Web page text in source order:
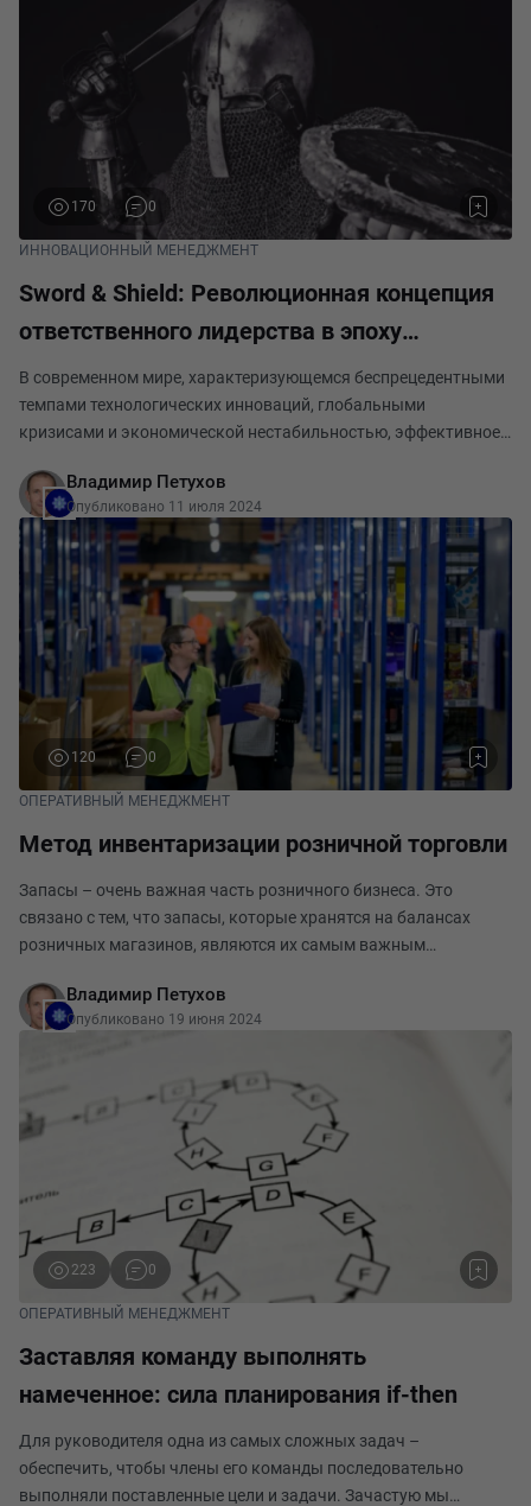
170 0
ИННОВАЦИОННЫЙ МЕНЕДЖМЕНТ
Sword & Shield: Революционная концепция
ответственного лидерства в эпоху
глобальных вызовов
В современном мире, характеризующемся беспрецедентными
темпами технологических инноваций, глобальными
кризисами и экономической нестабильностью, эффективное
необходимым условием для выживания и процветани
Владимир Петухов
Опубликовано 11 июля 2024
120 0
ОПЕРАТИВНЫЙ МЕНЕДЖМЕНТ
Метод инвентаризации розничной торговли
Запасы – очень важная часть розничного бизнеса. Это
связано с тем, что запасы, которые хранятся на балансах
розничных магазинов, являются их самым важным
высокую прибыль по сравнению с аналогичными ком
Владимир Петухов
Опубликовано 19 июня 2024
223 0
ОПЕРАТИВНЫЙ МЕНЕДЖМЕНТ
Заставляя команду выполнять
намеченное: сила планирования if-then
Для руководителя одна из самых сложных задач –
обеспечить, чтобы члены его команды последовательно
выполняли поставленные цели и задачи. Зачастую мы